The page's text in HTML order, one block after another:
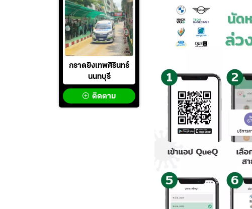
กราดยิงเทพศิรินทร์
นนทบุรี
ติดตาม